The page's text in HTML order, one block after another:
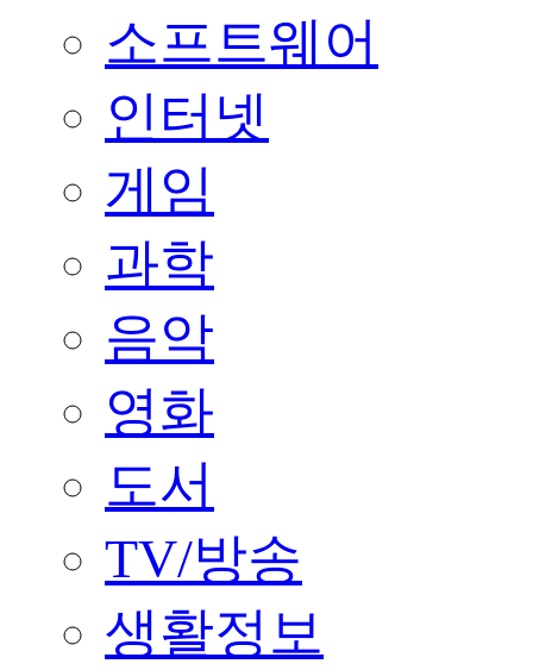
소프트웨어
인터넷
게임
과학
음악
영화
도서
TV/방송
생활정보